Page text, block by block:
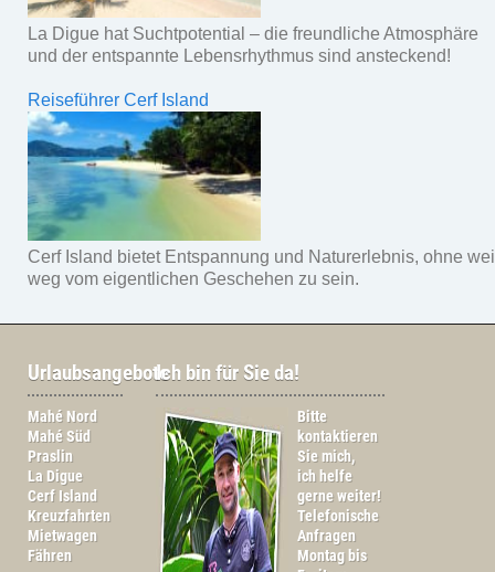
La Digue hat Suchtpotential – die freundliche Atmosphäre
und der entspannte Lebensrhythmus sind ansteckend!
Reiseführer Cerf Island
Cerf Island bietet Entspannung und Naturerlebnis, ohne
weg vom eigentlichen Geschehen zu sein.
Urlaubsangebote
Mahé Nord
Mahé Süd
Praslin
La Digue
Cerf Island
Kreuzfahrten
Mietwagen
Fähren
Ich bin für Sie da!
Bitte
kontaktieren
Sie mich,
ich helfe
gerne weiter!
Telefonische
Anfragen
Montag bis